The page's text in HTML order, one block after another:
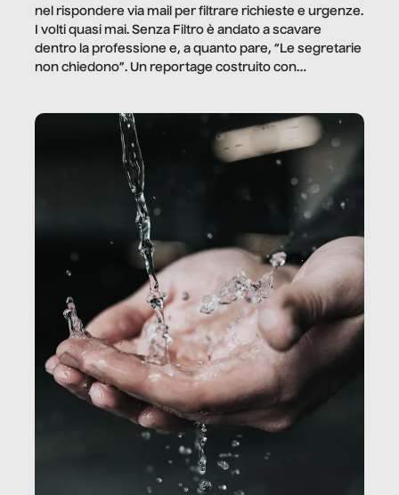
nel rispondere via mail per filtrare richieste e urgenze.
I volti quasi mai. Senza Filtro è andato a scavare
dentro la professione e, a quanto pare, “Le segretarie
non chiedono”. Un reportage costruito con